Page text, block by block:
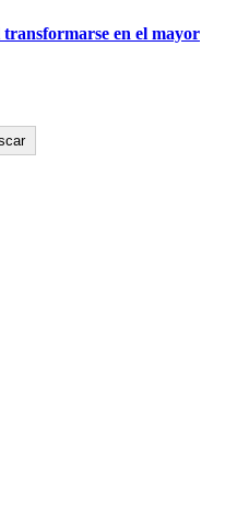
en el mayor